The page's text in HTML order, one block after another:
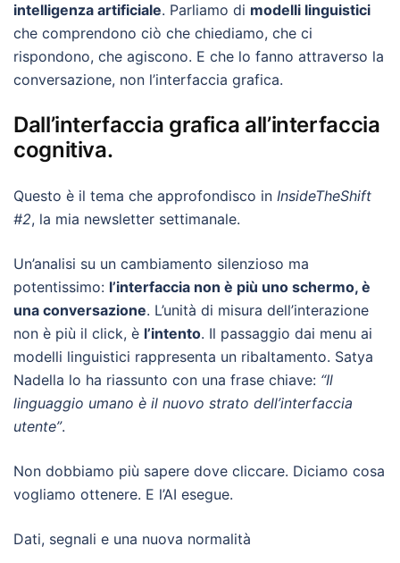
intelligenza artificiale. Parliamo di modelli linguistici
che comprendono ciò che chiediamo, che ci
rispondono, che agiscono. E che lo fanno attraverso la
conversazione, non l’interfaccia grafica.
Dall’interfaccia grafica all’interfaccia
cognitiva.
Questo è il tema che approfondisco in InsideTheShift
#2, la mia newsletter settimanale.
Un’analisi su un cambiamento silenzioso ma
potentissimo: l’interfaccia non è più uno schermo, è
una conversazione. L’unità di misura dell’interazione
non è più il click, è l’intento. Il passaggio dai menu ai
modelli linguistici rappresenta un ribaltamento. Satya
Nadella lo ha riassunto con una frase chiave: “Il
linguaggio umano è il nuovo strato dell’interfaccia
utente”.
Non dobbiamo più sapere dove cliccare. Diciamo cosa
vogliamo ottenere. E l’AI esegue.
Dati, segnali e una nuova normalità